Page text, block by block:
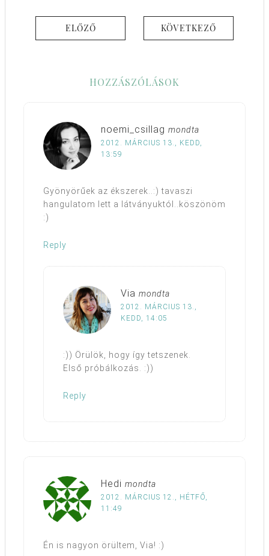
ELŐZŐ KÖVETKEZŐ
HOZZÁSZÓLÁSOK
noemi_csillag mondta
2012. MÁRCIUS 13., KEDD,
13:59
Gyönyörűek az ékszerek..:) tavaszi
hangulatom lett a látványuktól..köszönöm
:)
Reply
Via mondta
2012. MÁRCIUS 13.,
KEDD, 14:05
:)) Örülök, hogy így tetszenek.
Első próbálkozás. :))
Reply
Hedi mondta
2012. MÁRCIUS 12., HÉTFŐ,
11:49
Én is nagyon örültem, Via! :)